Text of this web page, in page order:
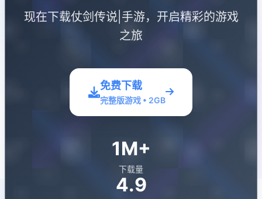
现在下载仗剑传说|手游，开启精彩的游戏
之旅
免费下载
完整版游戏 • 2GB
1M+
下载量
4.9